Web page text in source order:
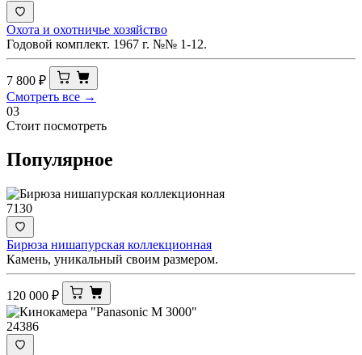
Охота и охотничье хозяйство
Годовой комплект. 1967 г. №№ 1-12.
7 800 ₽
Смотреть все →
03
Стоит посмотреть
Популярное
7130
Бирюза нишапурская коллекционная
Камень, уникальный своим размером.
120 000 ₽
24386